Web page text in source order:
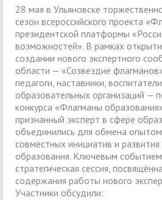
28 мая в Ульяновске
сезон всероссийского проекта
президентской платформы
возможностей». В рамках
создании нового экспертного
области — «Созвездие
педагоги, наставники,
образовательных организаций —
конкурса «Флагманы
признанный эксперт в сфере
объединились для обмена
совместных инициатив и
образования. Ключевым
стратегическая сессия,
содержания работы нового
Участники обсудили: